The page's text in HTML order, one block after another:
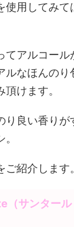
使用してみて
てアルコール
ルなほんのり
けます。
り良い香りが
紹介します。
サンタール